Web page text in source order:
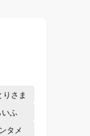
りさま
ふ
タメ